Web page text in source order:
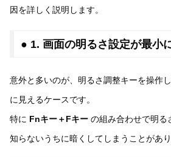
因を詳しく説明します。
● 1. 画面の明るさ設定が最小
意外と多いのが、明るさ調整キーを操作
に見えるケースです。
特に Fnキー＋Fキー の組み合わせで明る
知らないうちに暗くしてしまうことがあり